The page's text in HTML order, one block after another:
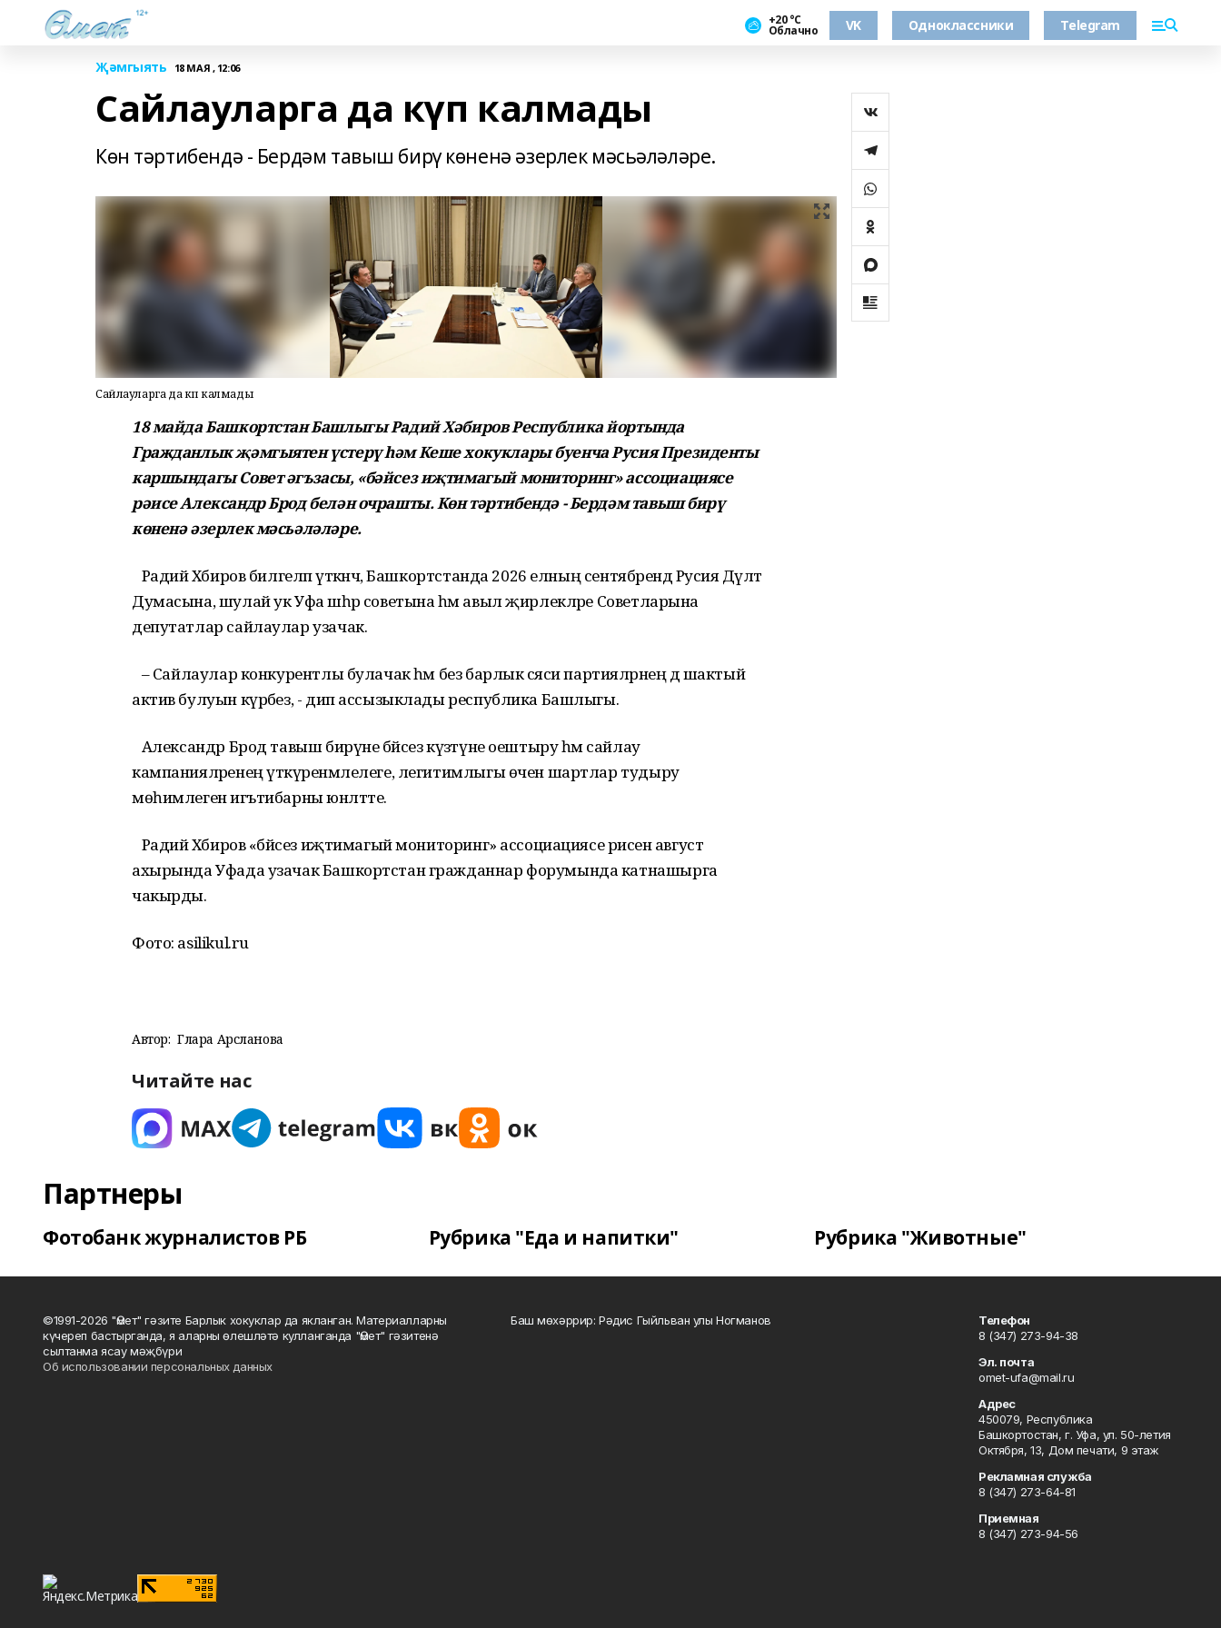
+20 °С
Облачно VK Одноклассники Telegram
Җәмгыять 18 МАЯ , 12:06
Сайлауларга да күп калмады
Көн тәртибендә - Бердәм тавыш бирү көненә әзерлек мәсьәләләре.
Сайлауларга да күп калмады
18 майда Башкортстан Башлыгы Радий Хәбиров Республика йортында
Гражданлык җәмгыятен үстерү һәм Кеше хокуклары буенча Русия Президенты
каршындагы Совет әгъзасы, «бәйсез иҗтимагый мониторинг» ассоциациясе
рәисе Александр Брод белән очрашты. Көн тәртибендә - Бердәм тавыш бирү
көненә әзерлек мәсьәләләре.
Радий Хәбиров билгеләп үткәнчә, Башкортстанда 2026 елның сентябрендә Русия Дәүләт
Думасына, шулай ук Уфа шәһәр советына һәм авыл җирлекләре Советларына
депутатлар сайлаулар узачак.
– Сайлаулар конкурентлы булачак һәм без барлык сәяси партияләрнең дә шактый
актив булуын күрәбез, - дип ассызыклады республика Башлыгы.
Александр Брод тавыш бирүне бәйсез күзәтүне оештыру һәм сайлау
кампанияләренең үтәкүренмәлелеге, легитимлыгы өчен шартлар тудыру
мөһимлегенә игътибарны юнәлтте.
Радий Хәбиров «бәйсез иҗтимагый мониторинг» ассоциациясе рәисен август
ахырында Уфада узачак Башкортстан гражданнар форумында катнашырга
чакырды.
Фото: asilikul.ru
Автор: Гөлара Арсланова
Читайте нас
Партнеры
Фотобанк журналистов РБ Рубрика "Еда и напитки" Рубрика "Животные"
©1991-2026 "Өмет" гәзите Барлык хокуклар да якланган. Материалларны
күчереп бастырганда, я аларны өлешләтә кулланганда "Өмет" гәзитенә
сылтанма ясау мәҗбүри
Об использовании персональных данных
Баш мөхәррир: Рәдис Гыйльван улы Ногманов
Телефон
8 (347) 273-94-38
Эл. почта
omet-ufa@mail.ru
Адрес
450079, Республика
Башкортостан, г. Уфа, ул. 50-летия
Октября, 13, Дом печати, 9 этаж
Рекламная служба
8 (347) 273-64-81
Приемная
8 (347) 273-94-56